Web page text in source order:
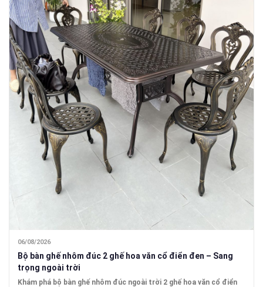
06/08/2026
Bộ bàn ghế nhôm đúc 2 ghế hoa văn cổ điển đen – Sang
trọng ngoài trời
Khám phá bộ bàn ghế nhôm đúc ngoài trời 2 ghế hoa văn cổ điển